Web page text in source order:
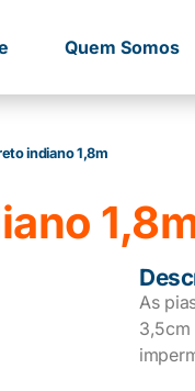
Quem Somos
indiano 1,8m
As
3,5cm